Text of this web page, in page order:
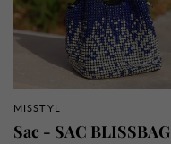
MISSTYL
Sac - SAC BLISSBAG